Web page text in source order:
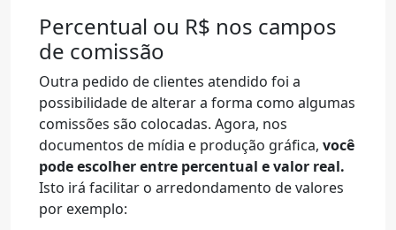
Percentual ou R$ nos campos
de comissão
Outra pedido de clientes atendido foi a
possibilidade de alterar a forma como algumas
comissões são colocadas. Agora, nos
documentos de mídia e produção gráfica, você
pode escolher entre percentual e valor real.
Isto irá facilitar o arredondamento de valores
por exemplo: